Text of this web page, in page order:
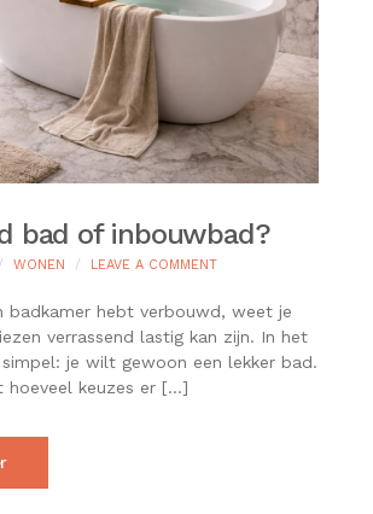
bad of inbouwbad?
WONEN LEAVE A COMMENTON
BAD
INBOUWBAD?
badkamer hebt verbouwd, weet je
verrassend lastig kan zijn. In het
je wilt gewoon een lekker bad.
hoeveel keuzes er […]